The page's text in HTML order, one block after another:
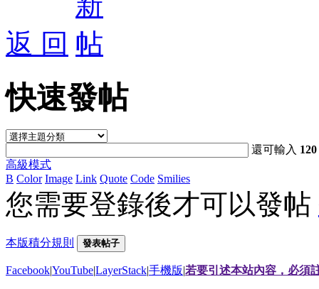
返 回
快速發帖
還可輸入 120
高級模式
B Color Image Link Quote Code Smilies
您需要登錄後才可以發帖
本版積分規則 發表帖子
Facebook|YouTube|LayerStack|手機版|若要引述本站內容，必須